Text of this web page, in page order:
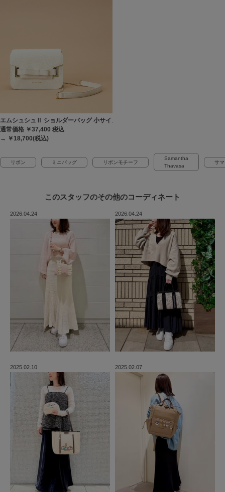
エムシュシュⅡ ショルダーバッグ 小サイズ
通常価格 ￥37,400 税込
→ ￥18,700(税込)
リボン ミニバッグ リボンモチーフ
Samantha
Thavasa
サ
このスタッフのその他のコーディネート
2026.04.24 2026.04.24
2025.02.10 2025.02.07